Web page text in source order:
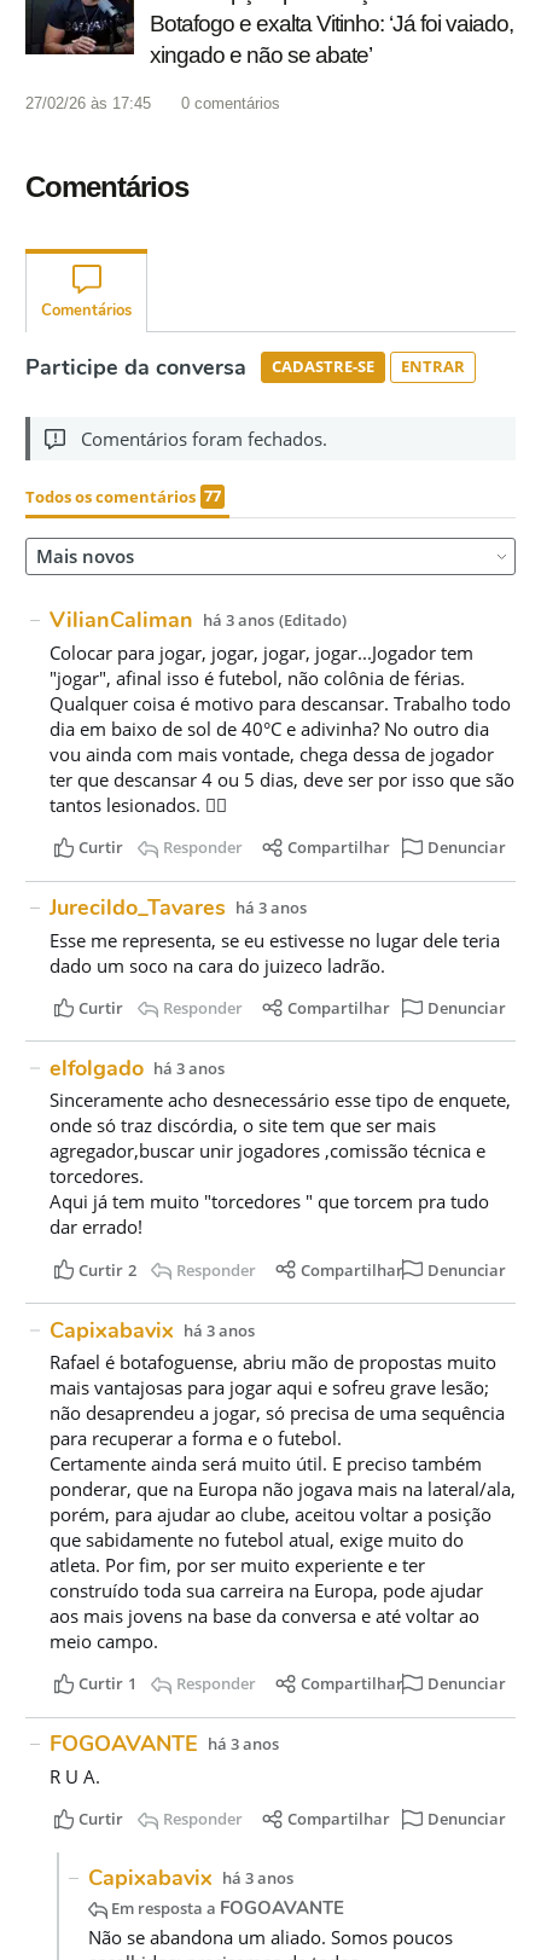
Botafogo e exalta Vitinho: ‘Já foi vaiado,
xingado e não se abate’
27/02/26 às 17:45 0 comentários
Comentários